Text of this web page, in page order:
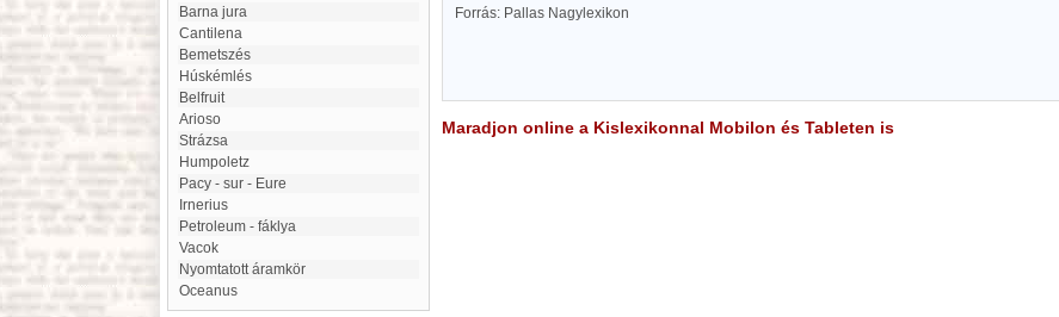
Barna jura
Cantilena
Bemetszés
Húskémlés
belfruit
Arioso
Strázsa
Humpoletz
Pacy - sur - Eure
Irnerius
Petroleum - fáklya
Vacok
nyomtatott áramkör
Oceanus
Forrás: Pallas Nagylexikon
Maradjon online a Kislexikonnal Mobilon és Tableten is